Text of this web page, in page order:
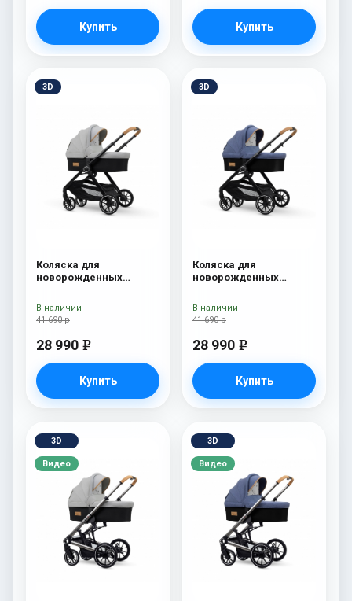
Купить Купить
3D
Коляска для
новорожденных
41 690 р
28 990 e
Купить
В наличии
3D
Коляска для
новорожденных
41 690 р
28 990 e
Купить
В наличии
3D
Видео
3D
Видео